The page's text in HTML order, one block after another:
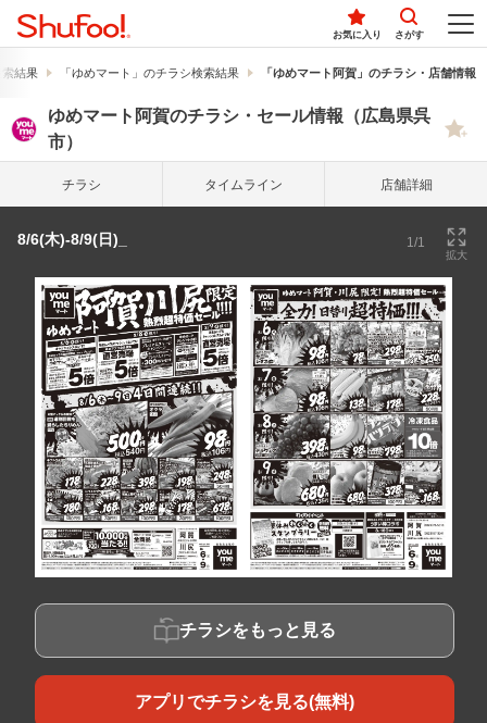
お気に入り さがす
結果 「ゆめマート」のチラシ検索結果 「ゆめマート阿賀」のチラシ・店舗情報
ゆめマート阿賀のチラシ・セール情報（広島県呉
市）
チラシ タイム ライン 店舗詳細
8/6(木)-8/9(日)_ 1/1
拡大
チラシをもっと見る
アプリでチラシを見る(無料)